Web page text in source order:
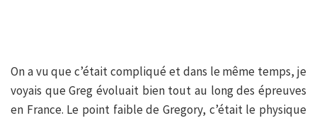
On a vu que c’était compliqué et dans le même temps, je
voyais que Greg évoluait bien tout au long des épreuves
en France. Le point faible de Gregory, c’était le physique